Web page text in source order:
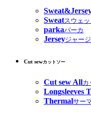
Sweatスウェッ
parkaパーカ
Jerseyジャージ
Cut sewカットソー
Cut sew Allカ
Longsleeves
Thermalサー